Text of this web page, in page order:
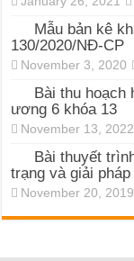
Mẫu bản kê
130/2020/NĐ-CP
November 3, 2020
Bài thu hoạch
ương 6 khóa 13
November 13, 2022
Bài thuyết
trạng và giải pháp
November 20, 2019